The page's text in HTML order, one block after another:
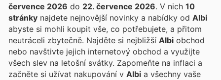
července 2026 do 22. července 2026 . V nich 10
stránky najdete nejnovější novinky a nabídky od Albi
abyste si mohli koupit vše, co potřebujete, a přitom
neutráceli zbytečně. Najděte si nejbližší Albi obchod
nebo navštivte jejich internetový obchod a využijte
všech slev na letošní svátky. Zapomeňte na inflaci a
začněte si užívat nakupování v Albi a všechny vaše